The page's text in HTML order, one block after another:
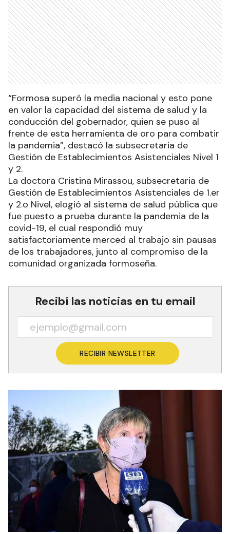
“Formosa superó la media nacional y esto pone
en valor la capacidad del sistema de salud y la
conducción del gobernador, quien se puso al
frente de esta herramienta de oro para combatir
la pandemia”, destacó la subsecretaria de
Gestión de Establecimientos Asistenciales Nivel 1
y 2.
La doctora Cristina Mirassou, subsecretaria de
Gestión de Establecimientos Asistenciales de 1.er
y 2.o Nivel, elogió al sistema de salud pública que
fue puesto a prueba durante la pandemia de la
covid-19, el cual respondió muy
satisfactoriamente merced al trabajo sin pausas
de los trabajadores, junto al compromiso de la
comunidad organizada formoseña.
Recibí las noticias en tu email
RECIBIR NEWSLETTER